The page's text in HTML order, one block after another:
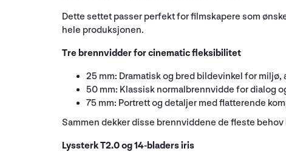
Dette settet passer perfekt for filmskapere som
hele produksjonen.
Tre brennvidder for cinematic fleksibilitet
25 mm: Dramatisk og bred bildevinkel for
50 mm: Klassisk normalbrennvidde for dialog
75 mm: Portrett og detaljer med flatterende
Sammen dekker disse brennviddene de fleste
Lyssterk T2.0 og 14-bladers iris